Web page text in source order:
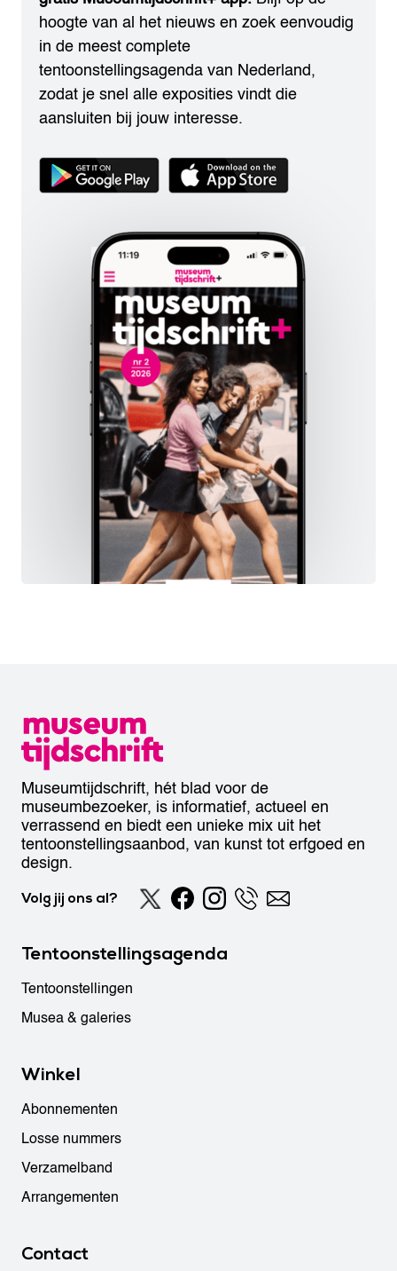
hoogte van al het nieuws en zoek eenvoudig
in de meest complete
tentoonstellingsagenda van Nederland,
zodat je snel alle exposities vindt die
aansluiten bij jouw interesse.
Museumtijdschrift, hét blad voor de
museumbezoeker, is informatief, actueel en
verrassend en biedt een unieke mix uit het
tentoonstellingsaanbod, van kunst tot erfgoed en
design.
Volg jij ons al?
Tentoonstellingsagenda
Tentoonstellingen
Musea & galeries
Winkel
Abonnementen
Losse nummers
Verzamelband
Arrangementen
Contact